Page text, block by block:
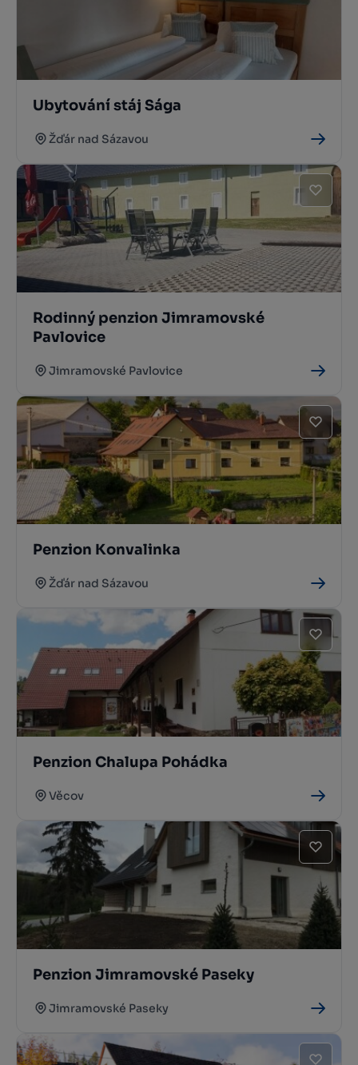
Ubytování stáj Sága
Žďár nad Sázavou
Rodinný penzion Jimramovské
Pavlovice
Jimramovské Pavlovice
Penzion Konvalinka
Žďár nad Sázavou
Penzion Chalupa Pohádka
Věcov
Penzion Jimramovské Paseky
Jimramovské Paseky